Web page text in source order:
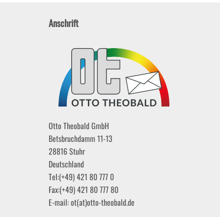
Anschrift
Otto Theobald GmbH
Betsbruchdamm 11-13
28816Stuhr
Deutschland
Tel:(+49) 421 80 777 0
Fax:(+49) 421 80 777 80
E-mail:ot(at)otto-theobald.de